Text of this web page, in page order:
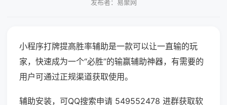
发布者：易聚网
小程序打牌提高胜率辅助是一款可以让一直输的玩
家，快速成为一个“必胜”的输赢辅助神器，有需要的
用户可通过正规渠道获取使用。
辅助安装，可QQ搜索申请 549552478 进群获取软